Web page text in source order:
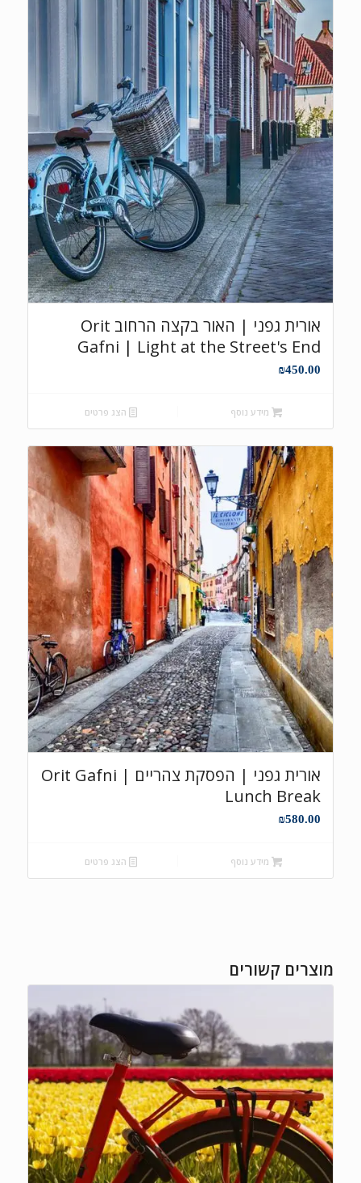
אורית גפני | האור בקצה הרחוב Orit
Gafni | Light at the Street's End
₪450.00
מידע נוסף הצג פרטים
אורית גפני | הפסקת צהריים Orit Gafni |
Lunch Break
₪580.00
מידע נוסף הצג פרטים
מוצרים קשורים